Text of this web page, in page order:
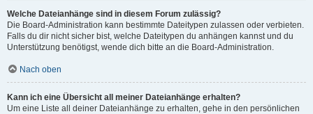
Welche Dateianhänge sind in diesem Forum zulässig?
Die Board-Administration kann bestimmte Dateitypen zulassen oder verbieten.
Falls du dir nicht sicher bist, welche Dateitypen du anhängen kannst und du
Unterstützung benötigst, wende dich bitte an die Board-Administration.
Nach oben
Kann ich eine Übersicht all meiner Dateianhänge erhalten?
Um eine Liste all deiner Dateianhänge zu erhalten, gehe in den persönlichen